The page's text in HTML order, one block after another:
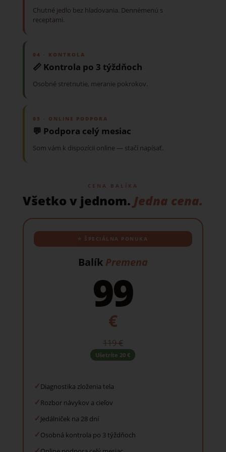
Chutné jedlo bez hladovania. Dennémenú s
receptami.
04 · KONTROLA
📏 Kontrola po 3 týždňoch
Osobné stretnutie, meranie pokrokov.
05 · ONLINE PODPORA
💬 Podpora celý mesiac
Som vám k dispozícii online — stačí napísať.
CENA BALÍKA
Všetko v jednom. Jedna cena.
⭐ ŠPECIÁLNA PONUKA
Balík Premena
99
€
119 €
Ušetríte 20 €
✓Diagnostika zloženia tela
✓Rozbor návykov a cieľov
✓Jedálniček na 28 dní
✓Osobná kontrola po 3 týždňoch